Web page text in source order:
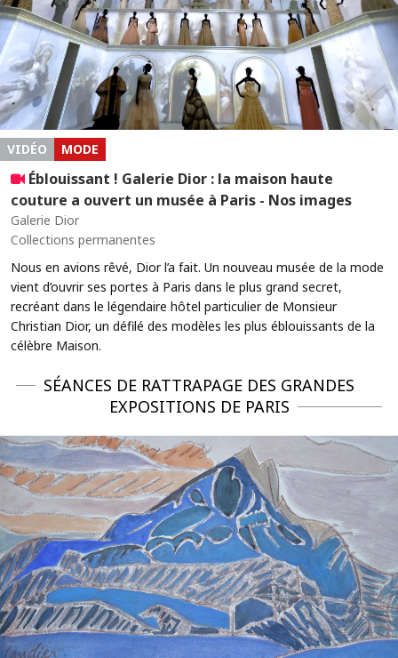
VIDÉO MODE
Éblouissant ! Galerie Dior : la maison haute
couture a ouvert un musée à Paris - Nos images
Galerie Dior
Collections permanentes
Nous en avions rêvé, Dior l’a fait. Un nouveau musée de la mode
vient d’ouvrir ses portes à Paris dans le plus grand secret,
recréant dans le légendaire hôtel particulier de Monsieur
Christian Dior, un défilé des modèles les plus éblouissants de la
célèbre Maison.
SÉANCES DE RATTRAPAGE DES GRANDES
EXPOSITIONS DE PARIS